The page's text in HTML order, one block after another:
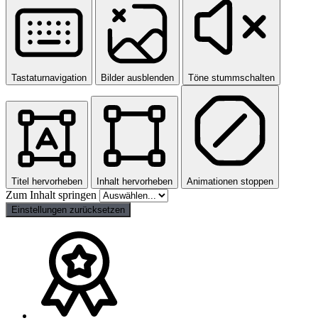
Tastaturnavigation Bilder ausblenden Töne stummschalten
Titel hervorheben Inhalt hervorheben Animationen stoppen
Zum Inhalt springen
Einstellungen zurücksetzen